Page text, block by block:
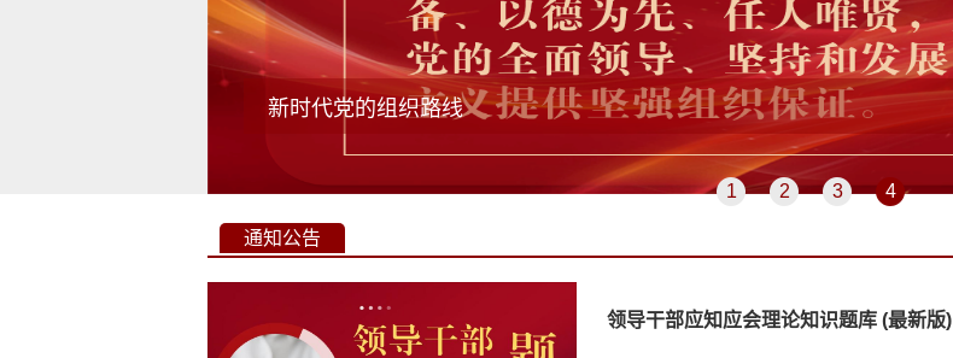
1 2 3 4
新时代党的组织路线
通知公告
领导干部应知应会理论知识题库 (最新版)